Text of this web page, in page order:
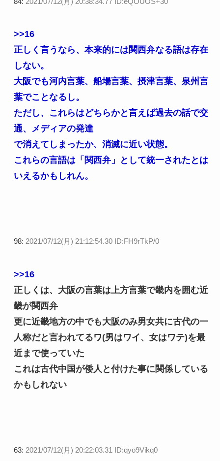
>>16
正しく言うなら、本来的には関西弁なる語は存在
しない。
大阪でも河内言葉、船場言葉、摂津言葉、泉州言
葉でことなるし。
ただし、これらはどちらかと言えば過去の話で交
通、メディアの発達
で消えてしまったか、消滅に近い状態。
これらの言語は「関西弁」として統一されたとは
いえるかもしれん。
98: 2021/07/12(月) 21:12:54.30 ID:FH9rTkP/0
>>16
正しくは、大阪の言葉は上方言葉で畿内を囲む近
畿が関西弁
更に近畿地方の中でも大阪のみ男女共に古代の一
人称だと言われてるワ(男はワイ、女はワテ)を最
近まで使っていた
これは古代中国が倭人と付けた事に関係している
かもしれない
63: 2021/07/12(月) 20:22:03.31 ID:qyo9Vikq0